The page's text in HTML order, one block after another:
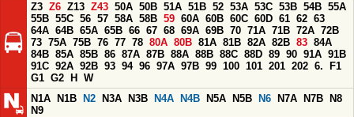
Z3 Z6 Z13 Z43 50A 50B 51A 51B 52 53A 53C 53B 54B 55A
55B 55C 56 57 58A 58B 59 60A 60B 60C 60D 61 62 63
64A 64B 65A 65B 66 67 68 69A 69B 70 71A 71B 72A 72B
73 75A 75B 76 77 78 80A 80B 81A 81B 82A 82B 83 84A
84B 85A 85B 86 87A 87B 88A 88B 88C 88D 89 90 91A 91B
91C 92A 92B 93 94 96 97A 97B 99 100 101 201 202 6.
F1
G1 G2 H
W
N1A
N1B N2 N3A N3B N4A N4B N5A N5B N6 N7A N7B
N8
N9